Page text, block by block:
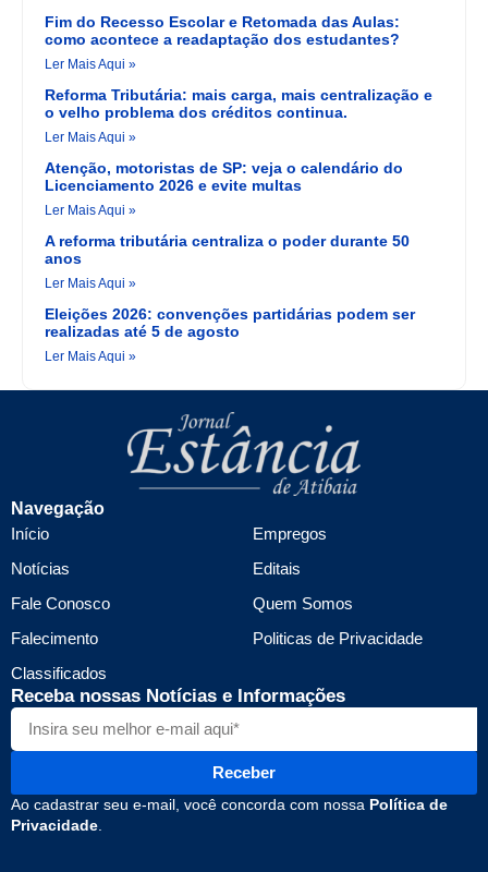
Fim do Recesso Escolar e Retomada das Aulas:
como acontece a readaptação dos estudantes?
Ler Mais Aqui »
Reforma Tributária: mais carga, mais centralização e
o velho problema dos créditos continua.
Ler Mais Aqui »
Atenção, motoristas de SP: veja o calendário do
Licenciamento 2026 e evite multas
Ler Mais Aqui »
A reforma tributária centraliza o poder durante 50
anos
Ler Mais Aqui »
Eleições 2026: convenções partidárias podem ser
realizadas até 5 de agosto
Ler Mais Aqui »
Navegação
Início
Notícias
Fale Conosco
Falecimento
Classificados
Empregos
Editais
Quem Somos
Politicas de Privacidade
Receba nossas Notícias e Informações
Receber
Ao cadastrar seu e-mail, você concorda com nossa Política de
Privacidade